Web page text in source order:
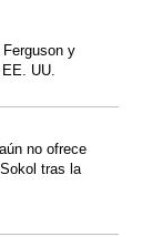
y
UU.
no ofrece
tras la